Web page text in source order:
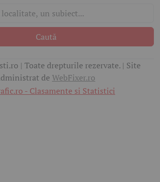
Caută
| Toate drepturile rezervate. | Site
de WebFixer.ro